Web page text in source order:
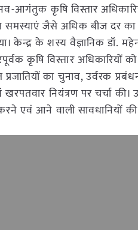
आगंतुक कृषि विस्तार
जैसे अधिक बीज दर का
केन्द्र के शस्य वैज्ञानिक डॉ.
कृषि विस्तार
का चुनाव, उर्वरक
नियंत्रण पर चर्चा
एवं आने वाली सावधानियों की